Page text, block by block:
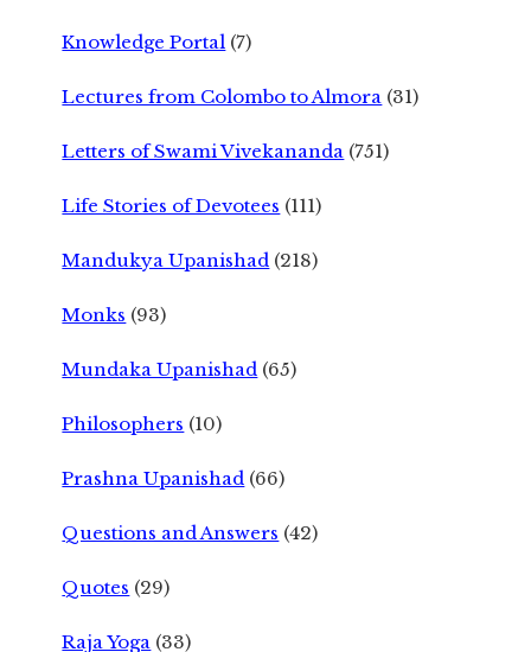
Knowledge Portal (7)
Lectures from Colombo to Almora (31)
Letters of Swami Vivekananda (751)
Life Stories of Devotees (111)
Mandukya Upanishad (218)
Monks (93)
Mundaka Upanishad (65)
Philosophers (10)
Prashna Upanishad (66)
Questions and Answers (42)
Quotes (29)
Raja Yoga (33)